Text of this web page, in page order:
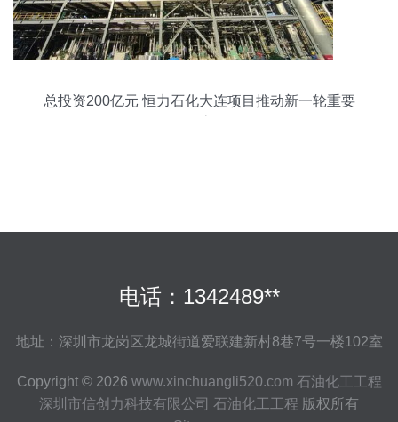
总投资200亿元 恒力石化大连项目推动新一轮重要
电话：1342489**
地址：深圳市龙岗区龙城街道爱联建新村8巷7号一楼102室
Copyright © 2026 www.xinchuangli520.com 石油化工工程
深圳市信创力科技有限公司 石油化工工程 版权所有